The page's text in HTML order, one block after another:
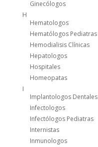
Ginecólogos
H
Hematologos
Hematólogos Pediatras
Hemodialisis Clínicas
Hepatologos
Hospitales
Homeopatas
I
Implantologos Dentales
Infectologos
Infectólogos Pediatras
Internistas
Inmunologos